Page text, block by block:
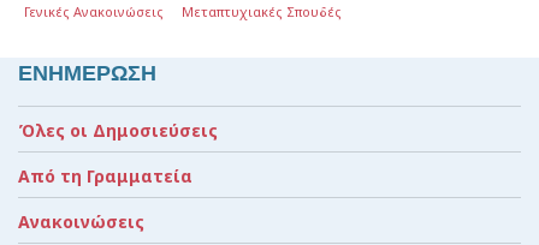
Γενικές Ανακοινώσεις Μεταπτυχιακές Σπουδές
ΕΝΗΜΕΡΩΣΗ
Όλες οι Δημοσιεύσεις
Από τη Γραμματεία
Ανακοινώσεις